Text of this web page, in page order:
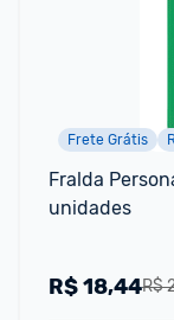
Frete Grátis
Fralda
unidades
R$
R$18,44